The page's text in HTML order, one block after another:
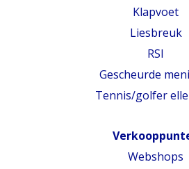
Klapvoet
Liesbreuk
RSI
Gescheurde
Tennis/golfer
Webshops